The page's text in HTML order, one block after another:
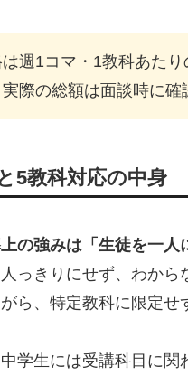
週1コマ・1教科あた
際の総額は面談時に確
5教科対応の中身
の強みは「生徒を一人
っきりにせず、わか
ら、特定教科に限定せ
学生には受講科目に